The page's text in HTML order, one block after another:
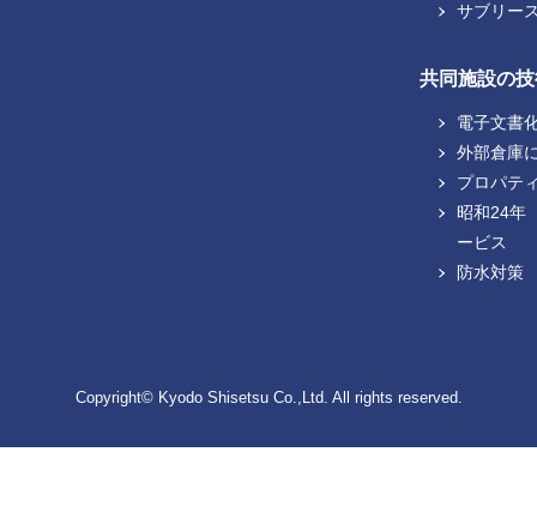
サブリー
共同施設の
電子文書
外部倉庫
プロパテ
昭和24年
ービス
防水対策
Copyright© Kyodo Shisetsu Co.,Ltd. All rights reserved.